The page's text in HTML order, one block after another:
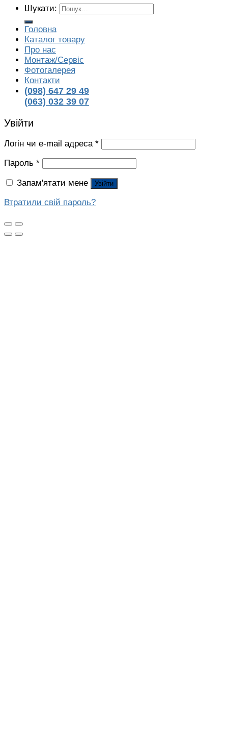
Шукати:
Головна
Каталог товару
Про нас
Монтаж/Сервіс
Фотогалерея
Контакти
(098) 647 29 49
(063) 032 39 07
Увійти
Логін чи e-mail адреса *
Пароль *
Запам'ятати мене Увійти
Втратили свій пароль?